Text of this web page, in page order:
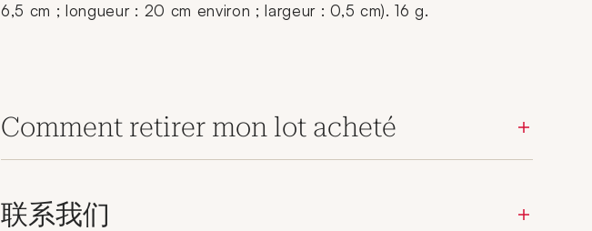
6,5 cm ; longueur : 20 cm environ ; largeur : 0,5 cm). 16 g.
Comment retirer mon lot acheté
联系我们